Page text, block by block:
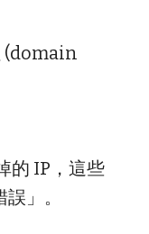
(domain
的 IP，這些
」
。